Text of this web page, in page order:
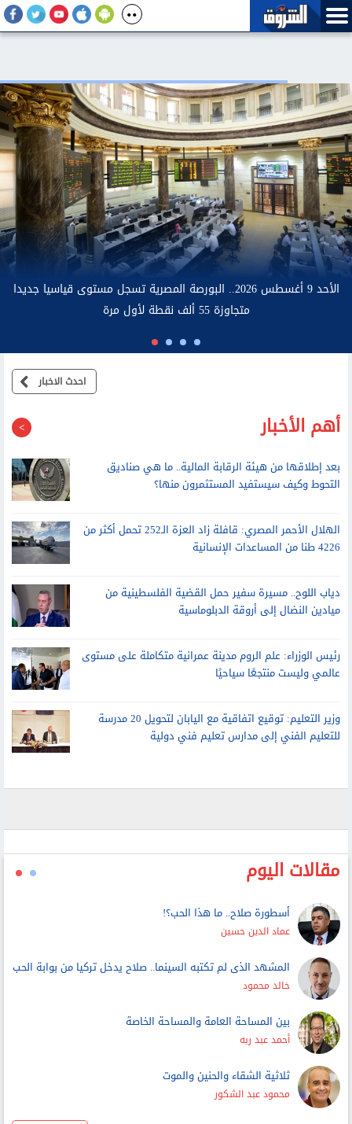
إعلان نتائج المرحلة الأولى للتنسيق الإلكتروني للقبول
الحكومية والمعاهد مساء غد الاثنين
احدث الاخبار
أهم الأخبار
بعد إطلاقها من هيئة الرقابة المالية.. ما هي صناديق
التحوط وكيف سيستفيد المستثمرون منها؟
الهلال الأحمر المصري: قافلة زاد العزة الـ252 تحمل أكثر من
4226 طنا من المساعدات الإنسانية
دياب اللوح.. مسيرة سفير حمل القضية الفلسطينية من
ميادين النضال إلى أروقة الدبلوماسية
رئيس الوزراء: علم الروم مدينة عمرانية متكاملة على مستوى
عالمي وليست منتجعًا سياحيًا
وزير التعليم: توقيع اتفاقية مع اليابان لتحويل 20 مدرسة
للتعليم الفني إلى مدارس تعليم فني دولية
مقالات اليوم
أسطورة صلاح.. ما هذا الحب؟!
عماد الدين حسين
المشهد الذى لم تكتبه السينما.. صلاح يدخل تركيا من بوابة الحب
خالد محمود
بين المساحة العامة والمساحة الخاصة
أحمد عبد ربه
ثلاثية الشقاء والحنين والموت
محمود عبد الشكور